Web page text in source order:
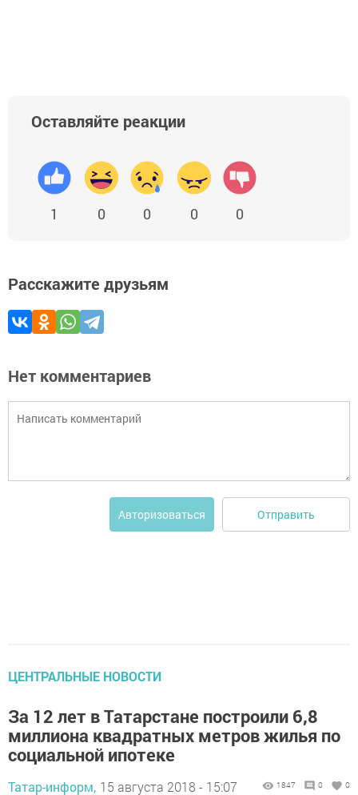
Оставляйте реакции
1 0 0 0 0
Расскажите друзьям
Нет комментариев
Авторизоваться Отправить
ЦЕНТРАЛЬНЫЕ НОВОСТИ
За 12 лет в Татарстане построили 6,8
миллиона квадратных метров жилья по
социальной ипотеке
Татар-информ, 15 августа 2018 - 15:07 1847 0 0